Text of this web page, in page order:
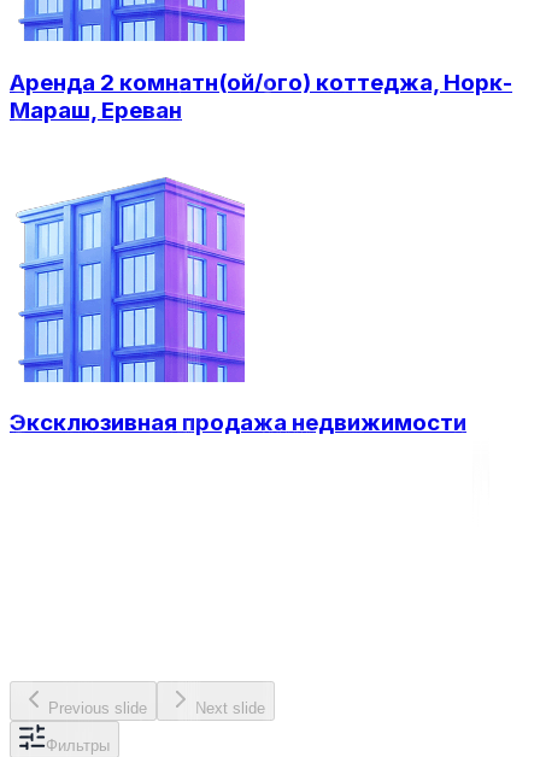
Аренда 2 комнатн(ой/ого) коттеджа, Норк-
Мараш, Ереван
Эксклюзивная продажа недвижимости
Previous slide Next slide
Фильтры